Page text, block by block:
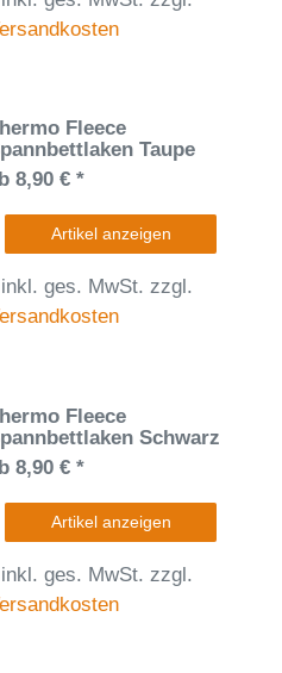
Fleece
Taupe
8,90 € *
Artikel anzeigen
inkl. ges. MwSt. zzgl.
Fleece
Schwarz
8,90 € *
Artikel anzeigen
inkl. ges. MwSt. zzgl.